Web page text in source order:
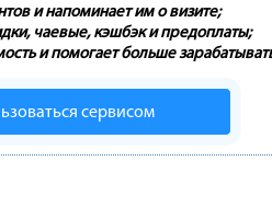
и напоминает им о визите;
чаевые, кэшбэк и предоплаты;
и помогает больше
сервисом